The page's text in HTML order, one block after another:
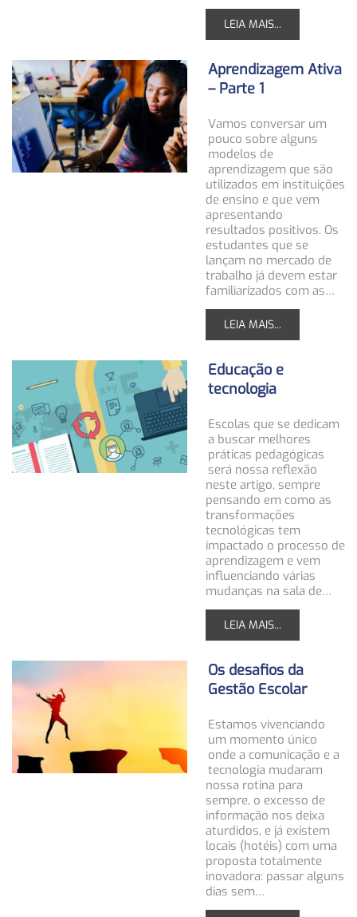
LEIA MAIS...
Aprendizagem Ativa
– Parte 1
Vamos conversar um
pouco sobre alguns
modelos de
aprendizagem que são
utilizados em instituições
de ensino e que vem
apresentando
resultados positivos. Os
estudantes que se
lançam no mercado de
trabalho já devem estar
familiarizados com as…
LEIA MAIS...
Educação e
tecnologia
Escolas que se dedicam
a buscar melhores
práticas pedagógicas
será nossa reflexão
neste artigo, sempre
pensando em como as
transformações
tecnológicas tem
impactado o processo de
aprendizagem e vem
influenciando várias
mudanças na sala de…
LEIA MAIS...
Os desafios da
Gestão Escolar
Estamos vivenciando
um momento único
onde a comunicação e a
tecnologia mudaram
nossa rotina para
sempre, o excesso de
informação nos deixa
aturdidos, e já existem
locais (hotéis) com uma
proposta totalmente
inovadora: passar alguns
dias sem…